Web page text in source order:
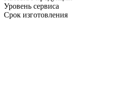
Уровень сервиса
Срок изготовления